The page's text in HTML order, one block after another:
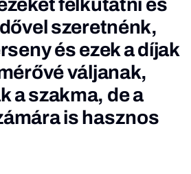
felkutatni és
szeretnénk,
és ezek a díjak
váljanak,
a szakma, de a
is hasznos